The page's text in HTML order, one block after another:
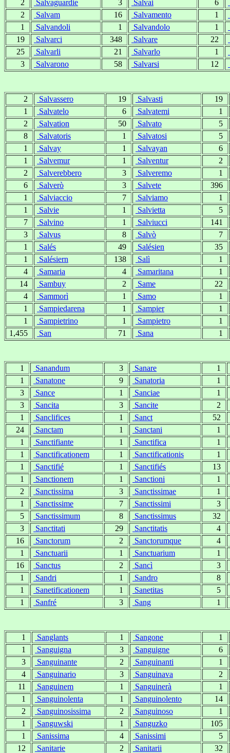
2 Salvaguardie 3 Salvai 6
2
Salvam 16 Salvamento 1
1
Salvandoli 1 Salvandolo 1
19
Salvarci 348 Salvare 22
25
Salvarli 21 Salvarlo 1
3
Salvarono 58 Salvarsi 12
2 Salvassero 19 Salvasti
19
1
Salvatelo 6 Salvatemi
1
2
Salvation 50 Salvato
5
8
Salvatoris 1 Salvatosi
5
1
Salvay 1 Salvayan
6
1
Salvemur 1 Salventur
2
2
Salverebbero 3 Salveremo
1
6
Salverò 3 Salvete
396
1
Salviaccio 7 Salviamo
1
1
Salvie 1 Salvietta
5
7
Salvino 1 Salviucci
141
3
Salvus 8 Salvò
7
1
Salés 49 Salésien
35
1
Salésiern 138 Salì
1
4
Samaria 4 Samaritana
1
14
Sambuy 2 Same
22
4
Sammorì 1 Samo
1
1
Sampiedarena 1 Sampier
1
1
Sampietrino 1 Sampietro
1
1,455
San 71 Sana 1
1 Sanandum 3 Sanare
1
1
Sanatone 9 Sanatoria
1
3
Sance 1 Sanciae
1
3
Sancita 3 Sancite
2
1
Sanclifices 1 Sanct
52
24
Sanctam 1 Sanctani
1
1
Sanctifiante 1 Sanctifica
1
1
Sanctificationem 1 Sanctificationis
1
1
Sanctifié 1 Sanctifiés
13
1
Sanctionem 1 Sanctioni
1
2
Sanctissima 3 Sanctissimae
1
1
Sanctissime 7 Sanctissimi
3
5
Sanctissimum 8 Sanctissimus
32
3
Sanctitati 29 Sanctitatis
4
16
Sanctorum 2 Sanctorumque
4
1
Sanctuarii 1 Sanctuarium
1
16
Sanctus 2 Sancì
3
1
Sandri 1 Sandro
8
1
Sanetificationem 1 Sanetitas
5
1
Sanfré 3 Sang 1
1 Sanglants 1 Sangone
1
1
Sanguigna 3 Sanguigne
6
3
Sanguinante 2 Sanguinanti
1
4
Sanguinario 3 Sanguinava
2
11
Sanguinem 1 Sanguinerà
1
1
Sanguinolenta 1 Sanguinolento
14
2
Sanguinosissima 2 Sanguinoso
1
1
Sanguwski 1 Sanguzko
105
1
Sanissima 4 Sanissimi
5
12
Sanitarie 2 Sanitarii
32